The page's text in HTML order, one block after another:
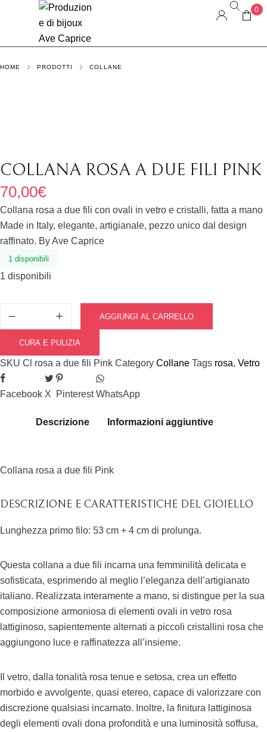
0
HOME PRODOTTI COLLANE
COLLANA ROSA A DUE FILI PINK
70,00€
Collana rosa a due fili con ovali in vetro e cristalli, fatta a mano
Made in Italy, elegante, artigianale, pezzo unico dal design
raffinato. By Ave Caprice
1 disponibili
1 disponibili
AGGIUNGI AL CARRELLO
CURA E PULIZIA
SKU Cl rosa a due fili Pink Category Collane Tags rosa, Vetro
Facebook X Pinterest WhatsApp
Descrizione Informazioni aggiuntive
Collana rosa a due fili Pink
DESCRIZIONE E CARATTERISTICHE DEL GIOIELLO
Lunghezza primo filo: 53 cm + 4 cm di prolunga.
Questa collana a due fili incarna una femminilità delicata e
sofisticata, esprimendo al meglio l’eleganza dell’artigianato
italiano. Realizzata interamente a mano, si distingue per la sua
composizione armoniosa di elementi ovali in vetro rosa
lattiginoso, sapientemente alternati a piccoli cristallini rosa che
aggiungono luce e raffinatezza all’insieme.
Il vetro, dalla tonalità rosa tenue e setosa, crea un effetto
morbido e avvolgente, quasi etereo, capace di valorizzare con
discrezione qualsiasi incarnato. Inoltre, la finitura lattiginosa
degli elementi ovali dona profondità e una luminosità soffusa,